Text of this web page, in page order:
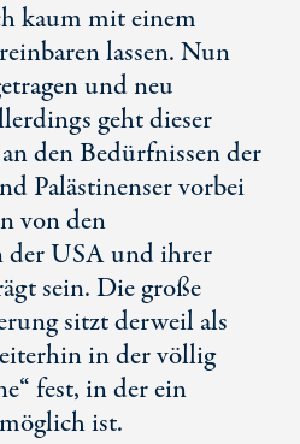
kaum mit einem
lassen. Nun
und neu
geht dieser
den Bedürfnissen der
Palästinenser vorbei
von den
der USA und ihrer
sein. Die große
sitzt derweil als
in der völlig
“ fest, in der ein
ist.